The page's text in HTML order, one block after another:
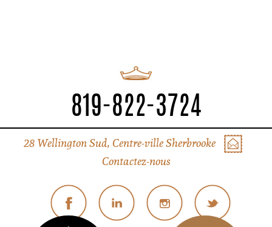
819-822-3724
28 Wellington Sud, Centre-ville Sherbrooke
Contactez-nous